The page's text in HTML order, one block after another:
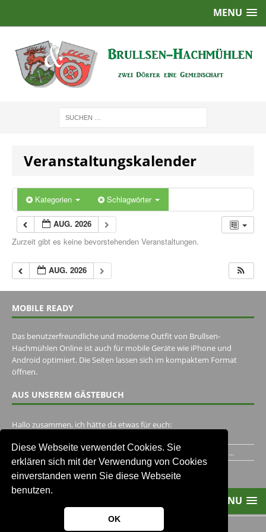
Diese Webseite verwendet Cookies. Sie
erklären sich mit der Verwendung von Cookies
einverstanden wenn Sie diese Webseite
benutzen.
OK
MENU
Veranstaltungskalender
Kategorien Schlagwörter
AUG. 2026
Zurzeit gibt es keine bevorstehenden Veranstaltungen.
AUG. 2026
MOBILE READY
Das benutzerfreundliche und moderne Outfit von Brullsen-
Hachmühlen Online ist auch für mobile Geräte wie iPhone und
Android optimiert. Die Seiten lassen sich im kompaktem Format
öffnen.
AUS UNSEREM GÄSTEBUCH
Hallo zusammen, ich hätte da etwas für euch:
Ich habe ein Jahr im Gasthaus Hugo Pape verbracht..Habe ihn...
Unser Gästebuch besuchen
MENU